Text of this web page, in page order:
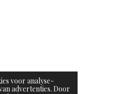
voor analyse-
advertenties. Door